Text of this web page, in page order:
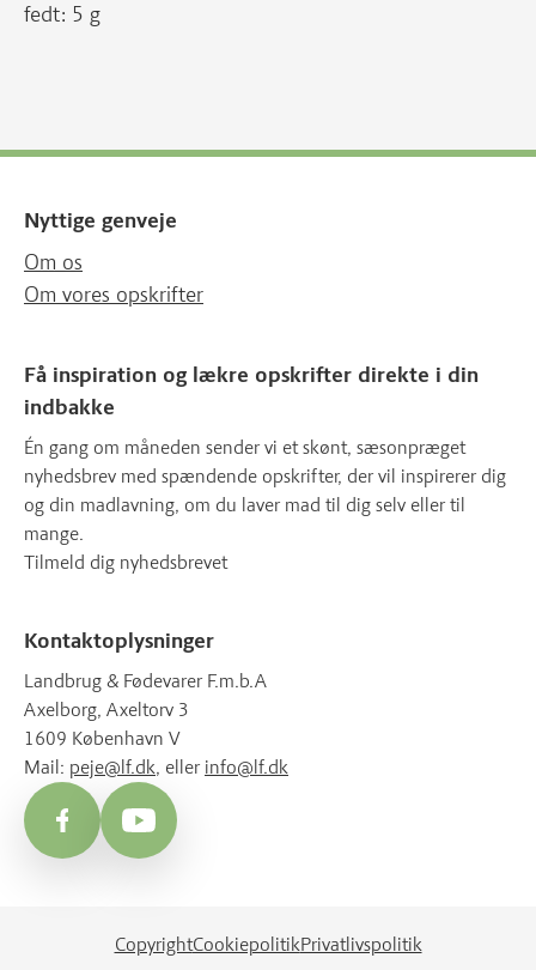
fedt: 5 g
Nyttige genveje
Om os
Om vores opskrifter
Få inspiration og lækre opskrifter direkte i din
indbakke
Én gang om måneden sender vi et skønt, sæsonpræget
nyhedsbrev med spændende opskrifter, der vil inspirerer dig
og din madlavning, om du laver mad til dig selv eller til
mange.
Tilmeld dig nyhedsbrevet
Kontaktoplysninger
Landbrug & Fødevarer F.m.b.A
Axelborg, Axeltorv 3
1609 København V
Mail: peje@lf.dk, eller info@lf.dk
FacebookYouTube
CopyrightCookiepolitikPrivatlivspolitik